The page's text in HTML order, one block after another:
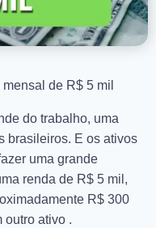
de R$ 5 mil
do trabalho, uma
brasileiros. E os ativos
uma grande
renda de R$ 5 mil,
R$ 300
outro ativo .